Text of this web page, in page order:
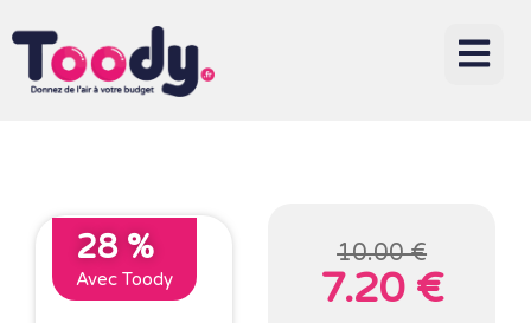
28 %
Avec Toody
10.00 €
7.20 €